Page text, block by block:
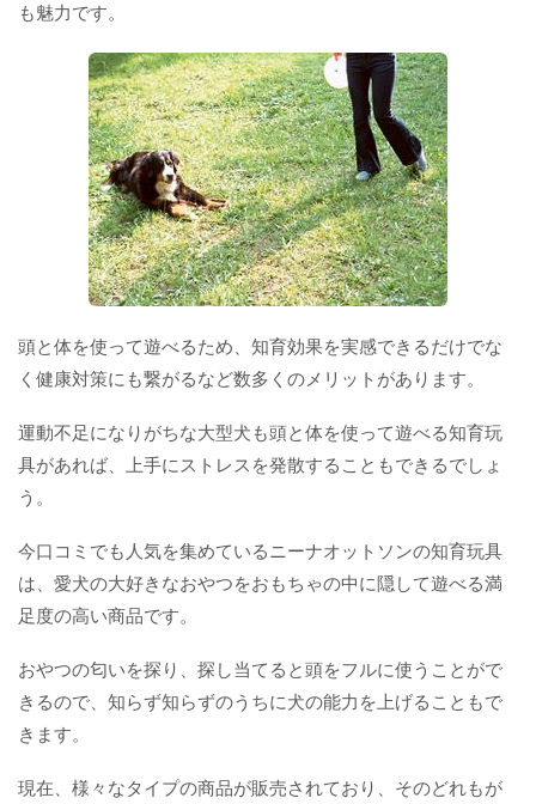
も魅力です。
頭と体を使って遊べるため、知育効果を実感できるだけでな
く健康対策にも繋がるなど数多くのメリットがあります。
運動不足になりがちな大型犬も頭と体を使って遊べる知育玩
具があれば、上手にストレスを発散することもできるでしょ
う。
今口コミでも人気を集めているニーナオットソンの知育玩具
は、愛犬の大好きなおやつをおもちゃの中に隠して遊べる満
足度の高い商品です。
おやつの匂いを探り、探し当てると頭をフルに使うことがで
きるので、知らず知らずのうちに犬の能力を上げることもで
きます。
現在、様々なタイプの商品が販売されており、そのどれもが